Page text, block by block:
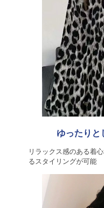
ゆったりと
リラックス感のある着
るスタイリングが可能